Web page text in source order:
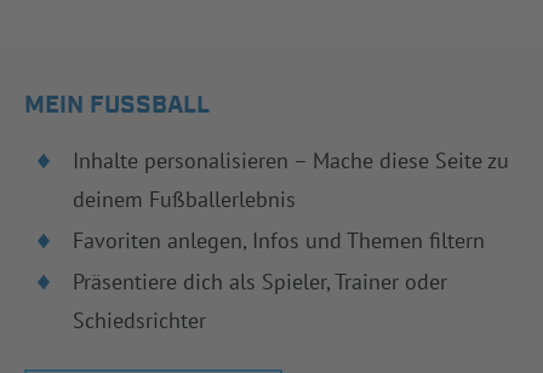
MEIN FUSSBALL
Inhalte personalisieren – Mache diese Seite zu
deinem Fußballerlebnis
Favoriten anlegen, Infos und Themen filtern
Präsentiere dich als Spieler, Trainer oder
Schiedsrichter